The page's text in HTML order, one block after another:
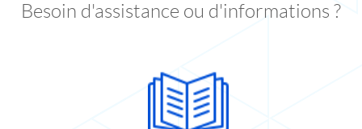
Besoin d'assistance ou d'informations ?